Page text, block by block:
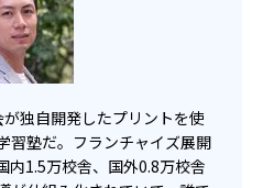
独自開発したプリントを使
習塾だ。フランチャイズ展開
内1.5万校舎、国外0.8万校舎